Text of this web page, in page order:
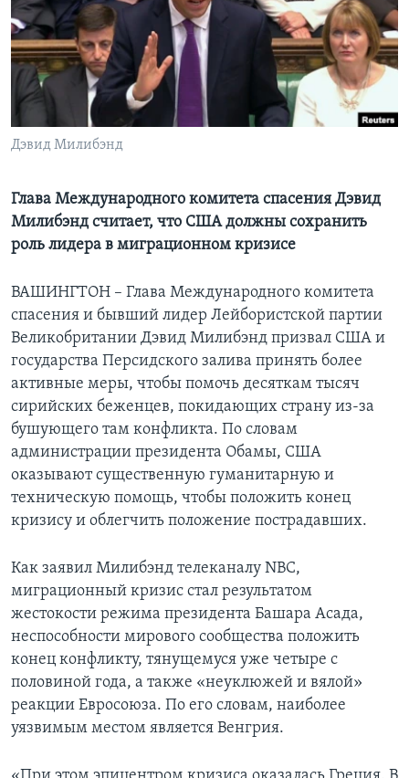
Learning English
СОЦИАЛЬНЫЕ СЕТИ
Дэвид Милибэнд
Глава Международного комитета спасения Дэвид
Милибэнд считает, что США должны сохранить
роль лидера в миграционном кризисе
ВАШИНГТОН – Глава Международного комитета
спасения и бывший лидер Лейбористской партии
Великобритании Дэвид Милибэнд призвал США и
государства Персидского залива принять более
активные меры, чтобы помочь десяткам тысяч
сирийских беженцев, покидающих страну из-за
бушующего там конфликта. По словам
администрации президента Обамы, США
оказывают существенную гуманитарную и
техническую помощь, чтобы положить конец
кризису и облегчить положение пострадавших.
Как заявил Милибэнд телеканалу NBC,
миграционный кризис стал результатом
жестокости режима президента Башара Асада,
неспособности мирового сообщества положить
конец конфликту, тянущемуся уже четыре с
половиной года, а также «неуклюжей и вялой»
реакции Евросоюза. По его словам, наиболее
уязвимым местом является Венгрия.